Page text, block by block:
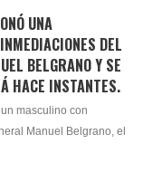
UNA
DEL
BELGRANO Y SE
HACE INSTANTES.
masculino con
Manuel Belgrano, el